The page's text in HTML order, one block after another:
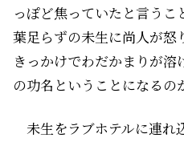
っぽど焦っていたと言う
葉足らずの未生に尚人が
きっかけでわだかまりが
の功名ということになるの
未生をラブホテルに連れ